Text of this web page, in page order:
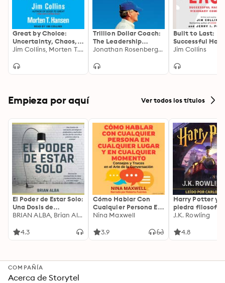
Great by Choice:
Uncertainty, Chaos,
and Luck--Why Some
All
Jim Collins, Morten T. Hansen
Trillion Dollar Coach:
The Leadership
Playbook of Silicon Jonathan Rosenberg, Eric Schmidt, Alan Eagle
Built to Last:
Successful
Visionary
Jim Collins
Empieza por aquí Ver todos los títulos
El Poder de Estar Solo:
Una Dosis de
Motivación
Ideas Revolucionarias
BRIAN ALBA, Brian Alba
4.3
Cómo Hablar Con
Cualquier Persona En
Cualquier Lugar Y En
Nina Maxwell
3.9
Harry Potter y
piedra filosofal
J.K. Rowling
4.8
COMPAÑÍA
Acerca de Storytel